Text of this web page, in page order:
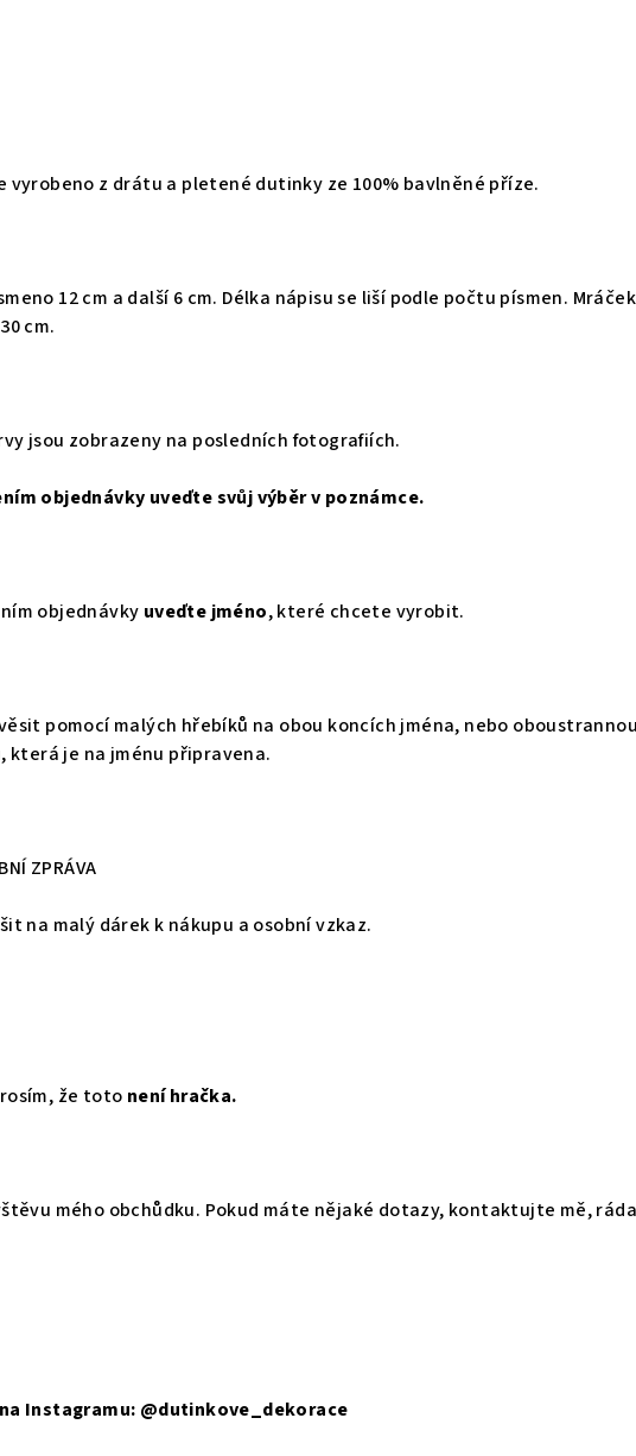
vyrobeno z drátu a pletené dutinky ze 100% bavlněné příze.
12 cm a další 6 cm. Délka nápisu se liší podle počtu písmen.
cm.
jsou zobrazeny na posledních fotografiích.
objednávky uveďte svůj výběr v poznámce.
objednávky uveďte jméno, které chcete vyrobit.
pomocí malých hřebíků na obou koncích jména, nebo
která je na jménu připravena.
ZPRÁVA
na malý dárek k nákupu a osobní vzkaz.
že toto není hračka.
mého obchůdku. Pokud máte nějaké dotazy, kontaktujte mě,
Instagramu: @dutinkove_dekorace